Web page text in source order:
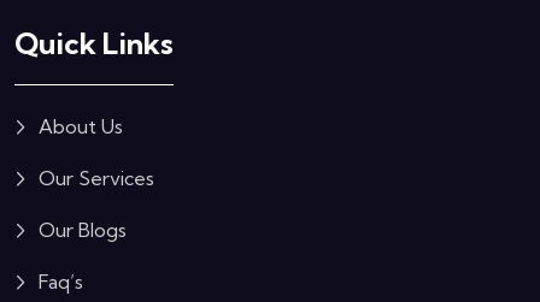
Quick Links
About Us
Our Services
Our Blogs
Faq’s